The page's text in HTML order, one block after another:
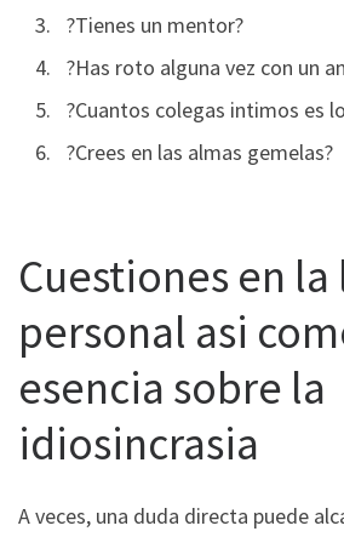
?Tienes un mentor?
?Has roto alguna vez con un
?Cuantos colegas intimos es
?Crees en las almas gemelas?
Cuestiones en
personal asi­
esencia sobre la
idiosincrasia
A veces, una duda directa puede